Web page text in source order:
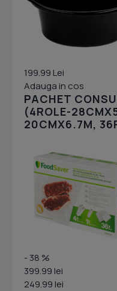
199.99 Lei
Adauga in cos
PACHET
(4ROLE-
20CMX6.7M,
- 38 %
399.99 lei
249.99 lei